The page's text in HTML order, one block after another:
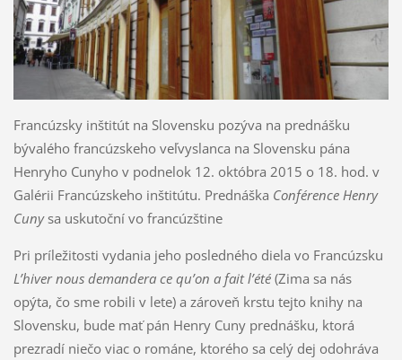
Francúzsky inštitút na Slovensku pozýva na prednášku
bývalého francúzskeho veľvyslanca na Slovensku pána
Henryho Cunyho v podnelok 12. októbra 2015 o 18. hod. v
Galérii Francúzskeho inštitútu. Prednáška Conférence Henry
Cunysa uskutoční vo francúzštine
Pri príležitosti vydania jeho posledného diela vo Francúzsku
L’hiver nous demandera ce qu’on a fait l’été(Zima sa nás
opýta, čo sme robili v lete) a zároveň krstu tejto knihy na
Slovensku, bude mať pán Henry Cuny prednášku, ktorá
prezradí niečo viac o románe, ktorého sa celý dej odohráva